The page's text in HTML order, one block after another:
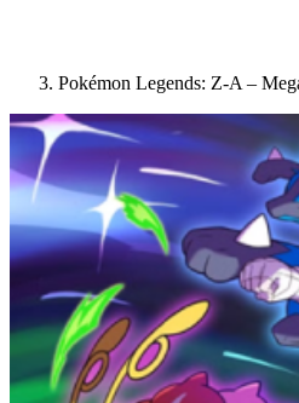
Pokémon Legends: Z-A –